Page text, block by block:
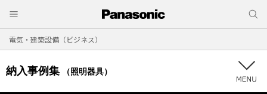
電気・建築設備（ビジネス）
納入事例集 （照明器具）